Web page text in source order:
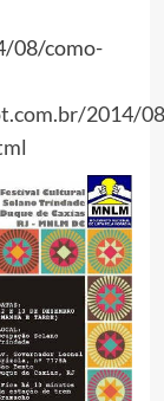
08/como-
2014/